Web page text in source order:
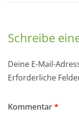
Schreibe
Deine E-Mail-
Erforderliche
Kommentar*